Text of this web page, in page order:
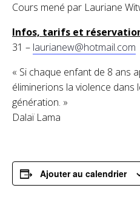
Cours mené par Lauriane
Infos, tarifs et
31 – laurianew@hotmail.com
« Si chaque enfant de 8 ans
éliminerions la violence
génération. »
Dalaï Lama
Ajouter au calendrier